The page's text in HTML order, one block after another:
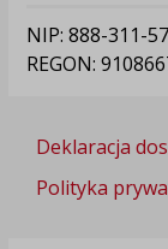
NIP: 888-311-
REGON:
Deklaracja
Polityka